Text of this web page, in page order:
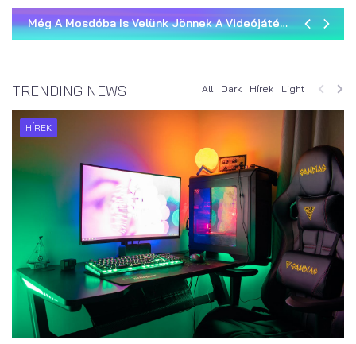
Black Friday 2024: Egy Esetl
E-Sport Trendek 2024
TRENDING NEWS All Dark Hírek Light
HÍREK